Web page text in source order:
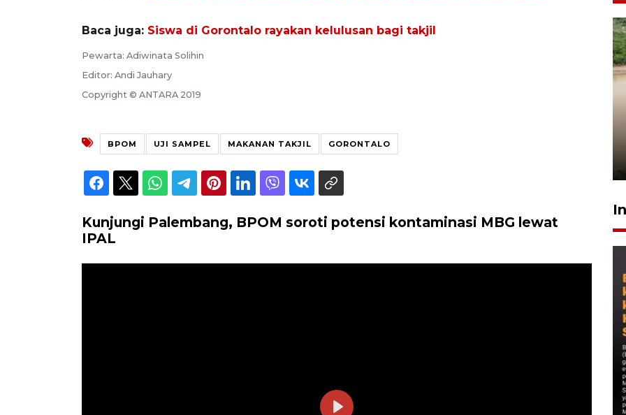
Baca juga: Siswa di Gorontalo rayakan kelulusan bagi takjil
Pewarta: Adiwinata Solihin
Editor: Andi Jauhary
Copyright © ANTARA 2019
BPOM UJI SAMPEL MAKANAN TAKJIL GORONTALO
Kunjungi Palembang, BPOM soroti potensi kontaminasi MBG lewat
IPAL
timnas Ramadhan Sananta
kembali asah naluri